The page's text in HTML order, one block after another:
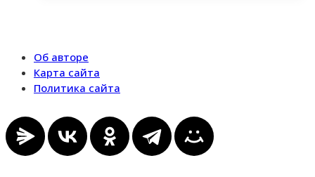
Об авторе
Карта сайта
Политика сайта